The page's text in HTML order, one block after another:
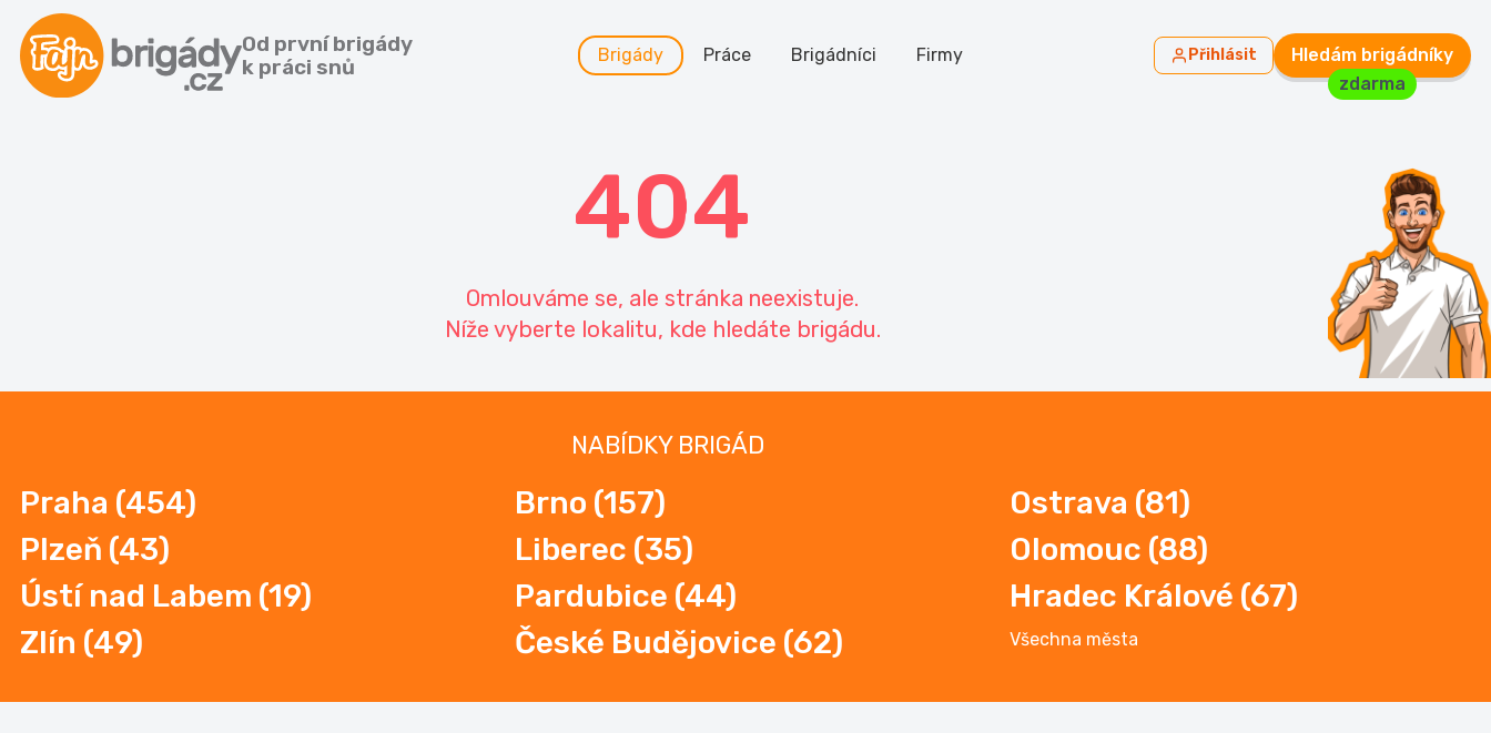
Od první brigády
k práci snů
Brigády Práce Brigádníci Firmy Přihlásit
Hledám brigádníky
zdarma
404
Omlouváme se, ale stránka neexistuje.
Níže vyberte lokalitu, kde hledáte brigádu.
NABÍDKY BRIGÁD
Praha (454)
Plzeň (43)
Ústí nad Labem (19)
Zlín (49)
Brno (157)
Liberec (35)
Pardubice (44)
České Budějovice (62)
Ostrava (81)
Olomouc (88)
Hradec Králové (67)
Všechna města